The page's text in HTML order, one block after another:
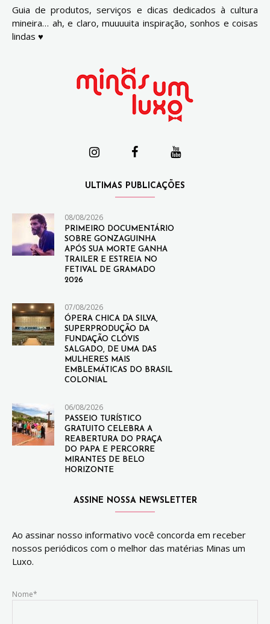
Guia de produtos, serviços e dicas dedicados à cultura
mineira… ah, e claro, muuuuita inspiração, sonhos e coisas
lindas ♥
ULTIMAS PUBLICAÇÕES
08/08/2026
PRIMEIRO DOCUMENTÁRIO
SOBRE GONZAGUINHA
APÓS SUA MORTE GANHA
TRAILER E ESTREIA NO
FETIVAL DE GRAMADO
2026
07/08/2026
ÓPERA CHICA DA SILVA,
SUPERPRODUÇÃO DA
FUNDAÇÃO CLÓVIS
SALGADO, DE UMA DAS
MULHERES MAIS
EMBLEMÁTICAS DO BRASIL
COLONIAL
06/08/2026
PASSEIO TURÍSTICO
GRATUITO CELEBRA A
REABERTURA DO PRAÇA
DO PAPA E PERCORRE
MIRANTES DE BELO
HORIZONTE
ASSINE NOSSA NEWSLETTER
Ao assinar nosso informativo você concorda em receber
nossos periódicos com o melhor das matérias Minas um
Luxo.
Nome*